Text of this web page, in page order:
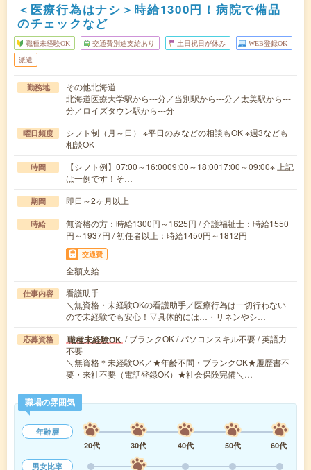
＜医療行為はナシ＞時給1300円！病院で備品
のチェックなど
職種未経験OK 交通費別途支給あり 土日祝日が休み WEB登録OK
派遣
勤務地
その他北海道
北海道医療大学駅から---分／当別駅から---分／太美駅から---
分／ロイズタウン駅から---分
曜日頻度
シフト制（月～日） ※平日のみなどの相談もOK ※週3なども
相談OK
時間
【シフト例】07:00～16:0009:00～18:0017:00～09:00※ 上記
は一例です！そ…
期間 即日～2ヶ月以上
時給
無資格の方：時給1300円～1625円 / 介護福祉士：時給1550
円～1937円 / 初任者以上：時給1450円～1812円
交通費
全額支給
仕事内容
看護助手
＼無資格・未経験OKの看護助手／医療行為は一切行わない
ので未経験でも安心！▽具体的には…・リネンやシ…
応募資格 職種未経験OK / ブランクOK / パソコンスキル不要 / 英語力
不要
＼無資格＊未経験OK／★年齢不問・ブランクOK★履歴書不
要・来社不要（電話登録OK）★社会保険完備＼…
職場の雰囲気
年齢層
20代
30代 40代 50代
60代
男女比率